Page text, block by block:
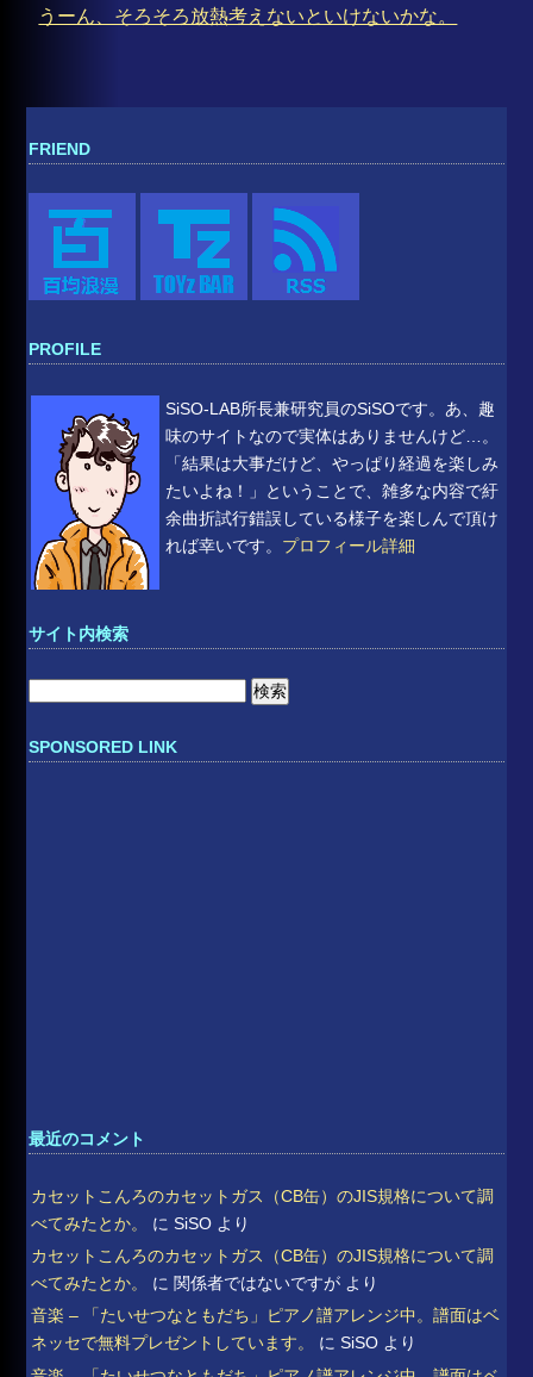
うーん、そろそろ放熱考えないといけないかな。
FRIEND
PROFILE
SiSO-LAB所長兼研究員のSiSOです。あ、趣
味のサイトなので実体はありませんけど…。
「結果は大事だけど、やっぱり経過を楽しみ
たいよね！」ということで、雑多な内容で紆
余曲折試行錯誤している様子を楽しんで頂け
れば幸いです。 プロフィール詳細
サイト内検索
SPONSORED LINK
最近のコメント
カセットこんろのカセットガス（CB缶）のJIS規格について調
べてみたとか。
にSiSO より
カセットこんろのカセットガス（CB缶）のJIS規格について調
べてみたとか。
に 関係者ではないですが より
音楽 – 「たいせつなともだち」ピアノ譜アレンジ中。譜面はベ
ネッセで無料プレゼントしています。
にSiSO より